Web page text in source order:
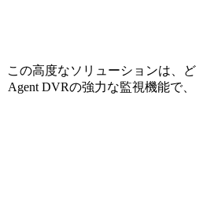
この高度なソリューションは、ど
DVRの強力な監視機能で、